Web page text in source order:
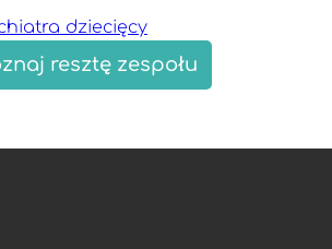
dziecięcy
resztę zespołu